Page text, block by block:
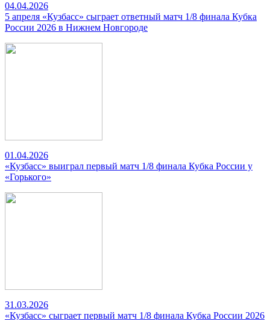
04.04.2026
5 апреля «Кузбасс» сыграет ответный матч 1/8 финала Кубка
России 2026 в Нижнем Новгороде
01.04.2026
«Кузбасс» выиграл первый матч 1/8 финала Кубка России у
«Горького»
31.03.2026
«Кузбасс» сыграет первый матч 1/8 финала Кубка России 2026